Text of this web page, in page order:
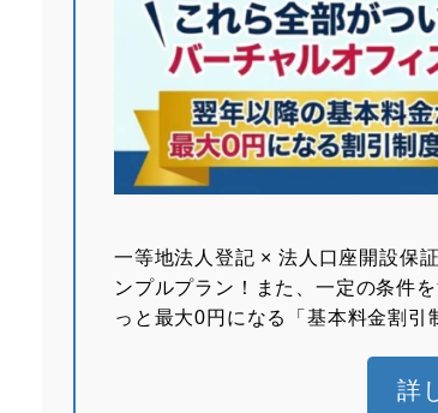
⼀等地法⼈登記 × 法⼈⼝座開設保
ンプルプラン！また、一定の条件
っと最大0円になる「基本料金割引
詳